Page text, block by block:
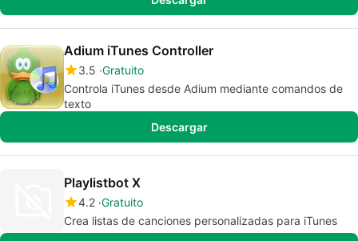
Adium iTunes Controller
3.5 Gratuito
Controla iTunes desde Adium mediante comandos de
texto
Descargar
Playlistbot X
4.2 Gratuito
Crea listas de canciones personalizadas para iTunes